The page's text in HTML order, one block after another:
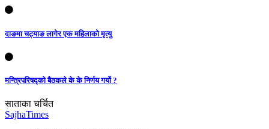
दाङमा चट्याङ लागेर एक महिलाको मृत्यु
मन्त्रिपरिषद्को बैठकले के के निर्णय गर्यो ?
साताका चर्चित
SajhaTimes